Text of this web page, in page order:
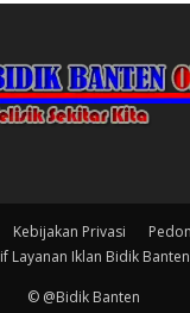
Kebijakan Privasi
Layanan Iklan Bidik Banten
© @Bidik Banten